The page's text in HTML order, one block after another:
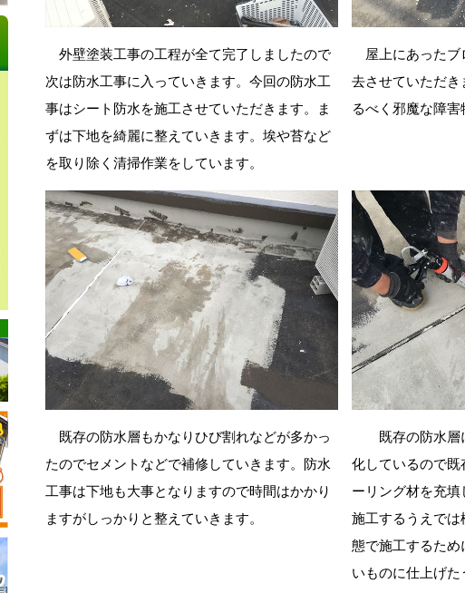
外壁塗装工事の工程が全て完了しましたので
次は防水工事に入っていきます。今回の防水工
事はシート防水を施工させていただきます。ま
ずは下地を綺麗に整えていきます。埃や苔など
を取り除く清掃作業をしています。
屋上にあったブ
去させていただ
るべく邪魔な障害
既存の防水層もかなりひび割れなどが多かっ
たのでセメントなどで補修していきます。防水
工事は下地も大事となりますので時間はかかり
ますがしっかりと整えていきます。
既存の防水層
化しているので
ーリング材を充
施工するうえで
態で施工するため
いものに仕上げた